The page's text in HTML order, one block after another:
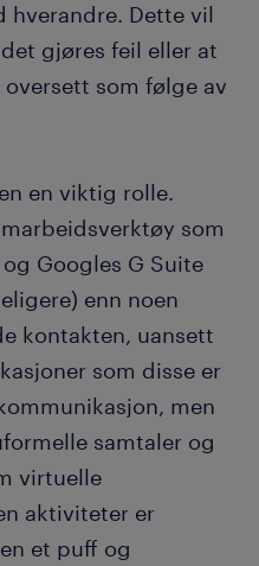
hverandre. Dette vil
gjøres feil eller at
som følge av
en viktig rolle.
som
Googles G Suite
enn noen
kontakten, uansett
som disse er
men
samtaler og
virtuelle
aktiviteter er
et puff og